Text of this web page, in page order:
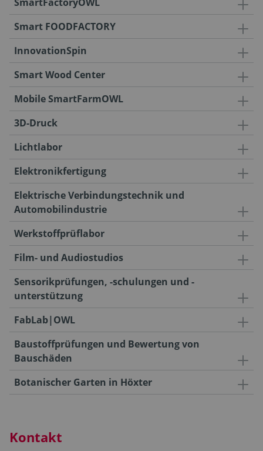
Smart FOODFACTORY
InnovationSpin
Smart Wood Center
Mobile SmartFarmOWL
3D-Druck
Lichtlabor
Elektronikfertigung
Elektrische Verbindungstechnik und
Automobilindustrie
Werkstoffprüflabor
Film- und Audiostudios
Sensorikprüfungen, -schulungen und -
unterstützung
FabLab|OWL
Baustoffprüfungen und Bewertung von
Bauschäden
Botanischer Garten in Höxter
Kontakt